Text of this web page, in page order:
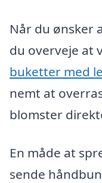
Når du ønsker
du overveje at
buketter med
nemt at
blomster
En måde at
sende